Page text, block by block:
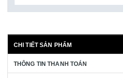
CHI TIẾT SẢN PHẨM
THÔNG TIN THANH TOÁN